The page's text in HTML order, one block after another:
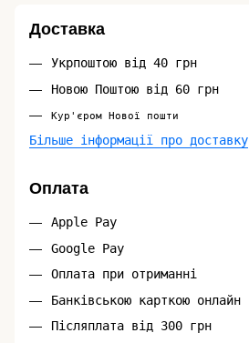
Доставка
Укрпоштою від 40 грн
Новою Поштою від 60 грн
Кур'єром Нової пошти
Більше інформації про доставку
Оплата
Apple Pay
Google Pay
Оплата при отриманні
Банківською карткою онлайн
Післяплата від 300 грн